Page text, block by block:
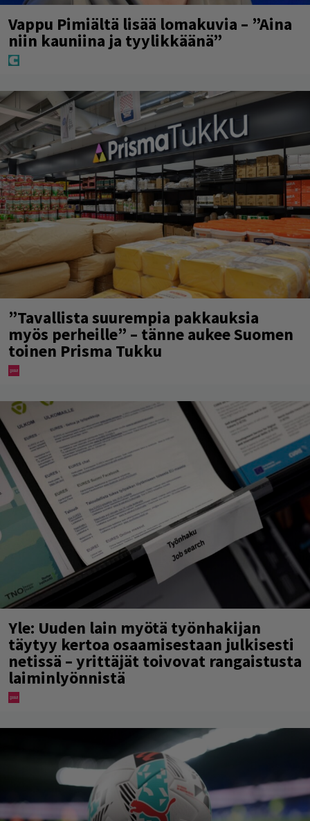
Vappu Pimiältä lisää lomakuvia – ”Aina
niin kauniina ja tyylikkäänä”
”Tavallista suurempia pakkauksia
myös perheille” – tänne aukee Suomen
toinen Prisma Tukku
Yle: Uuden lain myötä työnhakijan
täytyy kertoa osaamisestaan julkisesti
netissä – yrittäjät toivovat rangaistusta
laiminlyönnistä